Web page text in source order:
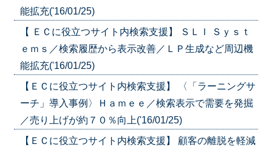
能拡充('16/01/25)
【 ＥＣに役立つサイト内検索支援】 ＳＬＩ Ｓｙｓｔ
ｅｍｓ／検索履歴から表示改善／ＬＰ生成など周辺機
能拡充('16/01/25)
【ＥＣに役立つサイト内検索支援】 〈「ラーニングサ
ーチ」導入事例〉Ｈａｍｅｅ／検索表示で需要を発掘
／売り上げが約７０％向上('16/01/25)
【ＥＣに役立つサイト内検索支援】 顧客の離脱を軽減